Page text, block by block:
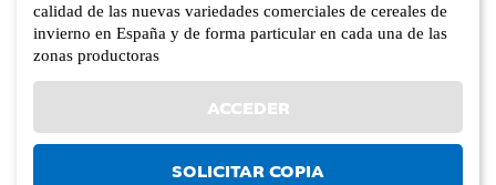
calidad de las nuevas variedades comerciales de cereales de
invierno en España y de forma particular en cada una de las
zonas productoras
ACCEDER
SOLICITAR COPIA